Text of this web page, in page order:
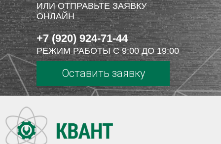
ИЛИ ОТПРАВЬТЕ ЗАЯВКУ
ОНЛАЙН
+7 (920) 924-71-44
РЕЖИМ РАБОТЫ С 9:00 ДО 19:00
Оставить заявку